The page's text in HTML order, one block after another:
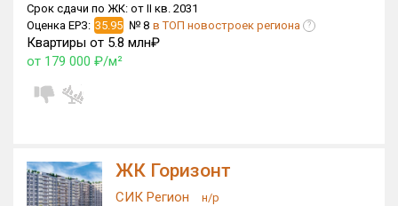
Срок сдачи по ЖК: от II кв. 2031
Оценка ЕРЗ: 35.95 № 8 в ТОП новостроек региона ?
Квартиры от 5.8 млн₽
от 179 000 ₽/м²
ЖК Горизонт
СИК Регион н/р